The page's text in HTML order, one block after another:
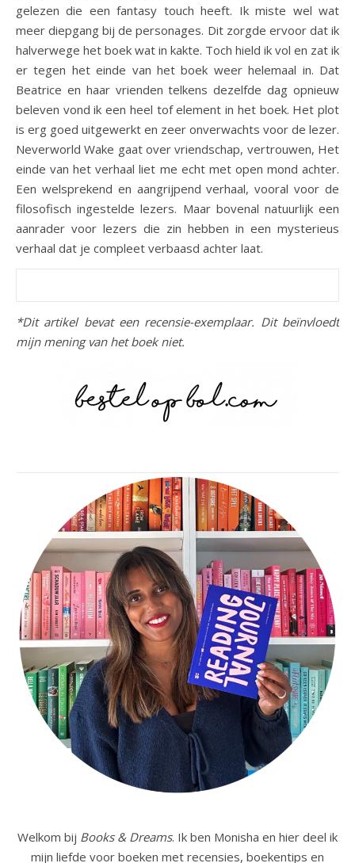
gelezen die een fantasy touch heeft. Ik miste wel wat
meer diepgang bij de personages. Dit zorgde ervoor dat ik
halverwege het boek wat in kakte. Toch hield ik vol en zat ik
er tegen het einde van het boek weer helemaal in. Dat
Beatrice en haar vrienden telkens dezelfde dag opnieuw
beleven vond ik een heel tof element in het boek. Het plot
is erg goed uitgewerkt en zeer onverwachts voor de lezer.
Neverworld Wake gaat over vriendschap, vertrouwen, Het
einde van het verhaal liet me echt met open mond achter.
Een welsprekend en aangrijpend verhaal, vooral voor de
filosofisch ingestelde lezers. Maar bovenal natuurlijk een
aanrader voor lezers die zin hebben in een mysterieus
verhaal dat je compleet verbaasd achter laat.
*Dit artikel bevat een recensie-exemplaar. Dit beïnvloedt
mijn mening van het boek niet.
Welkom bij Books & Dreams. Ik ben Monisha en hier deel ik
mijn liefde voor boeken met recensies, boekentips en